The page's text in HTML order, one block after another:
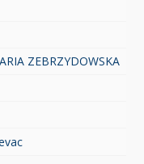
ZEBRZYDOWSKA